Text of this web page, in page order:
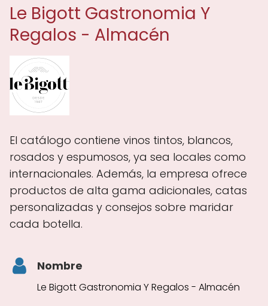
Le Bigott Gastronomia Y
Regalos - Almacén
El catálogo contiene vinos tintos, blancos,
rosados y espumosos, ya sea locales como
internacionales. Además, la empresa ofrece
productos de alta gama adicionales, catas
personalizadas y consejos sobre maridar
cada botella.
Nombre
Le Bigott Gastronomia Y Regalos - Almacén